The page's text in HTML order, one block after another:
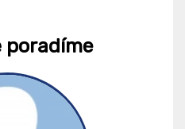
poradíme